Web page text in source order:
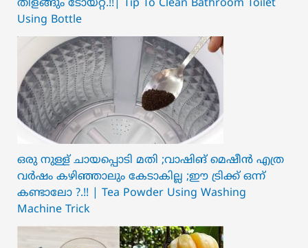
തിളങ്ങും ടോയ്റ്റ്.!!| Tip To Clean Bathroom Toilet
Using Bottle
ഒരു നുള്ള് ചായപ്പൊടി മതി ;വാഷിങ് മെഷീൻ എത്ര
വർഷം കഴിഞ്ഞാലും കേടാകില്ല ;ഈ ട്രിക്ക് ഒന്ന്
കണ്ടാലോ ?.!! | Tea Powder Using Washing
Machine Trick